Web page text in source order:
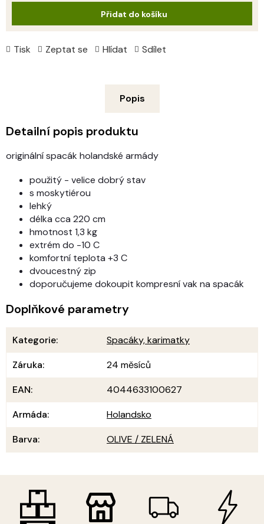
Tisk Zeptat se Hlídat Sdílet
Přidat do košíku
Popis
Detailní popis produktu
originální spacák holandské armády
použitý - velice dobrý stav
s moskytiérou
lehký
délka cca 220 cm
hmotnost 1,3 kg
extrém do -10 C
komfortní teplota +3 C
dvoucestný zip
doporučujeme dokoupit kompresní vak na spacák
Doplňkové parametry
Kategorie:
Spacáky, karimatky
Záruka:
24 měsíců
EAN:
4044633100627
Armáda:
Holandsko
Barva: OLIVE / ZELENÁ